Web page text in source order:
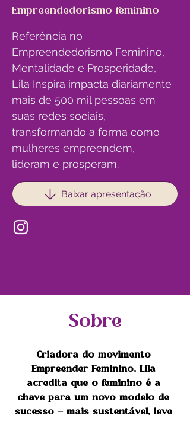
Empreendedorismo feminino
Referência no
Empreendedorismo Feminino,
Mentalidade e Prosperidade,
Lila Inspira impacta diariamente
mais de 500 mil pessoas em
suas redes sociais,
transformando a forma como
mulheres empreendem,
lideram e prosperam.
Baixar apresentação
Sobre
Criadora do movimento
Empreender Feminino, Lila
acredita que o feminino é a
chave para um novo modelo de
sucesso – mais sustentável, leve